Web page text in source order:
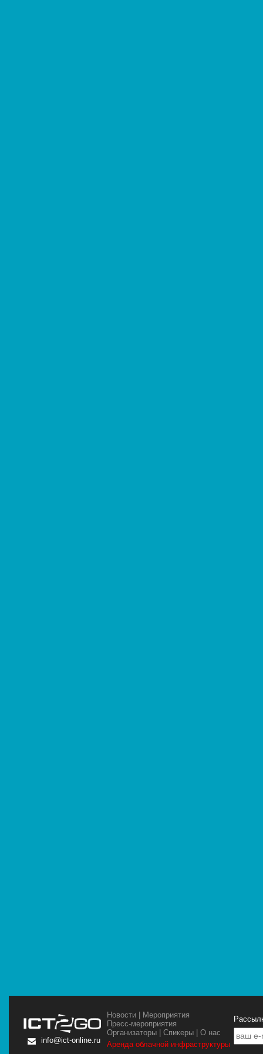
info@ict-online.ru
Новости | Мероприятия
Пресс-мероприятия
Организаторы |Спикеры |О нас
Аренда облачной инфраструктуры